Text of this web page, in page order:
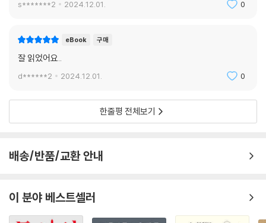
s*******2 2024.12.01. 0
eBook 구매
잘 읽었어요..
d******2 2024.12.01. 0
한줄평 전체보기
배송/반품/교환 안내
이 분야 베스트셀러